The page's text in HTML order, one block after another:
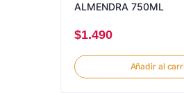
ALMENDRA 750ML
$1.490
Añadir al